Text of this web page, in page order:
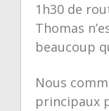
1h30 de
Thomas
beaucoup
Nous
principaux